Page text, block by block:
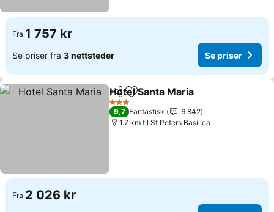
Fra 1 757 kr
Se priser fra 3 nettsteder Se priser
Del Legg til i favoritter
Hotel Santa Maria
3 Stjerner
9,7 Fantastisk
6 842
1.7 km til St Peters Basilica
Fra 2 026 kr